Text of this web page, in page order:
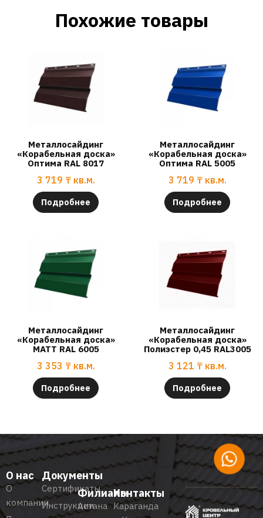
Похожие товары
Металлосайдинг
«Корабельная доска»
Оптима RAL 8017
3 719 ₸ кв.м.
Подробнее
Металлосайдинг
«Корабельная доска»
Оптима RAL 5005
3 719 ₸ кв.м.
Подробнее
Металлосайдинг
«Корабельная доска»
МАТТ RAL 6005
3 353 ₸ кв.м.
Подробнее
Металлосайдинг
«Корабельная доска»
Полиэстер 0,45 RAL3005
3 121 ₸ кв.м.
Подробнее
О нас
О
компании
Документы
Сертификаты
Инструкции
Филиалы
Астана
Контакты
Караганда